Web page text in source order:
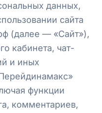
данных,
сайта
(далее — «Сайт»),
кабинета, чат-
и иных
функции
комментариев,